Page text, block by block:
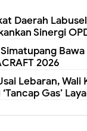
Daerah
Sinergi
2026
Lebaran, Wali
Gas’